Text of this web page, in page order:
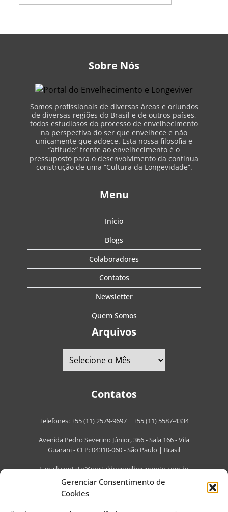
Gerenciar Consentimento de
Cookies
Sobre Nós
Somos profissionais de diversas áreas e oriundos
de diversas regiões do Brasil e de outros países,
todos estudiosos do processo de envelhecimento
na perspectiva do ser que envelhece e não
unicamente que adoece. Esta nossa filosofia e
“atitude” frente ao envelhecimento é o
pressuposto para o desenvolvimento da contínua
construção de uma “Cultura da Longevidade”.
Menu
Início
Blogs
Colaboradores
Contatos
Newsletter
Quem Somos
Arquivos
Contatos
Telefones:+55 (11) 2579-9697 | +55 (11) 5587-4334
Avenida Pedro Severino Júnior, 366 - Sala 166 - Vila
Guarani - CEP: 04310-060 - São Paulo | Brasil
E-mail:contato@portaldoenvelhecimento.com.br
Website:portaldoenvelhecimento.com.br